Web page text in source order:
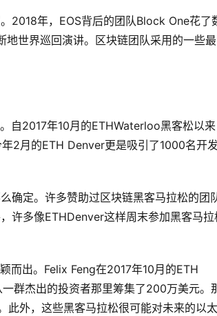
2018年，EOS背后的团队Block One花了
世界巡回演讲。区块链团队采用的一些
2017年10月的ETHWaterloo黑客松以来
2月的ETH Denver更是吸引了1000名开发
确定。许多赞助过区块链黑客马拉松的团
许多像ETHDenver这样周末参加黑客马拉
而出。Felix Feng在2017年10月的ETH
群杰出的投资者那里筹集了200万美元。
外，这些黑客马拉松很可能对未来的以